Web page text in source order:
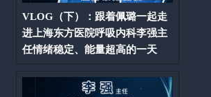
VLOG（下）：跟着佩璐一起走
进上海东方医院呼吸内科李强主
任情绪稳定、能量超高的一天